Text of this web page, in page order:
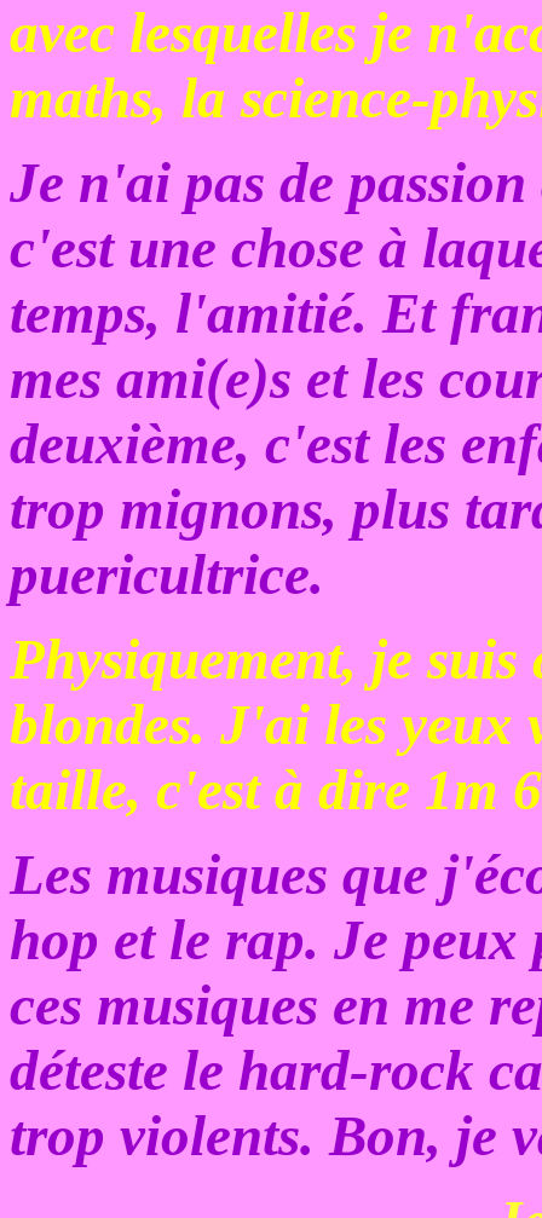
avec lesquelles je
maths, la science-
Je n'ai pas de
c'est une chose à
temps, l'amitié. Et
mes ami(e)s et les
deuxième, c'est les
trop mignons, plus
puericultrice.
Physiquement, je suis
blondes. J'ai les yeux
taille, c'est à dire 1m
Les musiques que
hop et le rap. Je peux
ces musiques en me
déteste le hard-rock
trop violents. Bon, je